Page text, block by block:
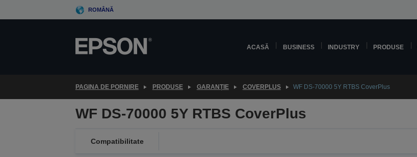
to
ROMÂNĂ
ACASĂ BUSINESS INDUSTRY PRODUSE
PAGINA DE PORNIRE PRODUSE GARANȚIE COVERPLUS WF DS-70000 5Y RTBS CoverPlus
WF DS-70000 5Y RTBS CoverPlus
Compatibilitate